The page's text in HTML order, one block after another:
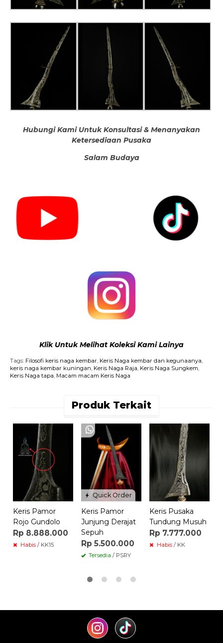
Hubungi Kami Untuk Konsultasi & Menanyakan
Ketersediaan Pusaka
Salam Budaya
Klik Untuk Melihat Koleksi Kami Lainya
Tags: Filosofi keris naga kembar, Keris Naga kembar dan kegunaanya,
keris naga kembar kuningan, Keris Naga Raja, Keris Naga Sungkem,
Keris Naga tapa, Macam macam Keris Naga
Produk Terkait
Keris Pamor
Rojo Gundolo
Rp 8.888.000
Habis / KK15
Quick Order
Keris Pamor
Junjung Derajat
Sepuh
Rp 5.500.000
Tersedia / PSRY
Keris Pusaka
Tundung Musuh
Rp 7.777.000
Habis / KK